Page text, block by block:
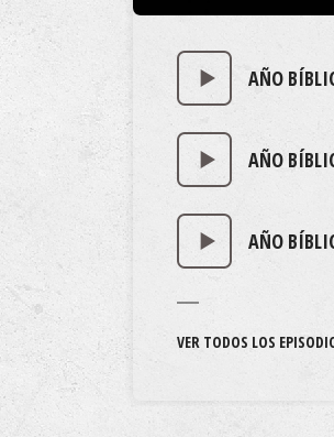
AÑO
AÑO
AÑO
VER TODOS LOS